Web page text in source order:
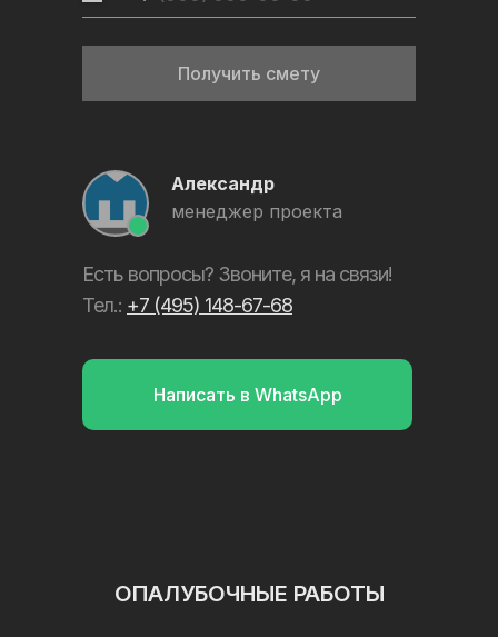
Написать в WhatsApp
Есть вопросы? Звоните, я на связи!
Тел.: +7 (495) 148-67-68
Александр
менеджер проекта
Получить смету
ОПАЛУБОЧНЫЕ РАБОТЫ
Политика конфиденциальности